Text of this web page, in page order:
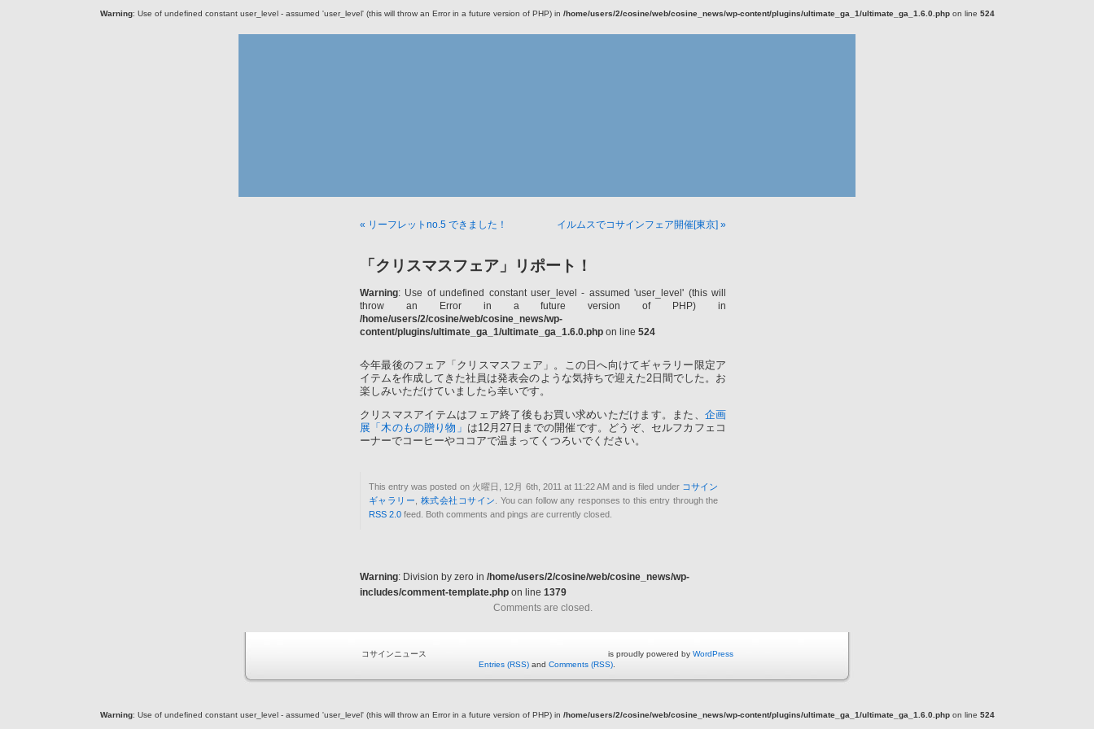
Warning: Use of undefined constant user_level - assumed 'user_level' (this will throw an Error in a future version of PHP) in /home/users/2/cosine/web/cosine_news/wp-content/plugins/ultimate_ga_1/ultimate_ga_1.6.0.phpon line 524
« リーフレットno.5 できました！ イルムスでコサインフェア開催[東京] »
「クリスマスフェア」リポート！
Warning: Use of undefined constant user_level - assumed 'user_level' (this will
throw an Error in a future version of PHP) in
/home/users/2/cosine/web/cosine_news/wp-
content/plugins/ultimate_ga_1/ultimate_ga_1.6.0.php on line 524
今年最後のフェア「クリスマスフェア」。この日へ向けてギャラリー限定ア
イテムを作成してきた社員は発表会のような気持ちで迎えた2日間でした。お
楽しみいただけていましたら幸いです。
クリスマスアイテムはフェア終了後もお買い求めいただけます。また、 企画
展「木のもの贈り物」 は12月27日までの開催です。どうぞ、セルフカフェコ
ーナーでコーヒーやココアで温まってくつろいでください。
This entry was posted on 火曜日, 12月 6th, 2011 at 11:22 AM and is filed under コサイン
ギャラリー
株式会社コサイン
. You can follow any responses to this entry through the
RSS 2.0 feed. Both comments and pings are currently closed.
Warning: Division by zero in /home/users/2/cosine/web/cosine_news/wp-
includes/comment-template.php on line 1379
Comments are closed.
コサインニュース is proudly powered by WordPress
Entries (RSS) and Comments (RSS)
Warning: Use of undefined constant user_level - assumed 'user_level' (this will throw an Error in a future version of PHP) in /home/users/2/cosine/web/cosine_news/wp-content/plugins/ultimate_ga_1/ultimate_ga_1.6.0.phpon line 524